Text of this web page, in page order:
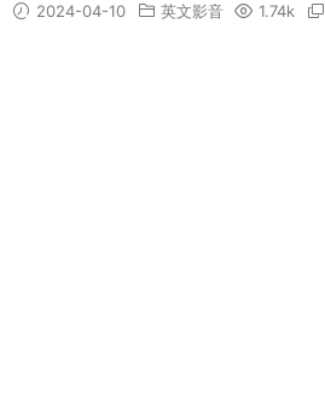
2024-04-10 英文影音 1.74k